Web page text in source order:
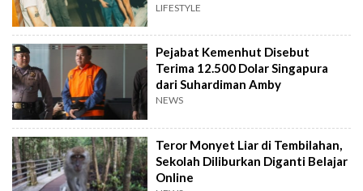
LIFESTYLE
Pejabat Kemenhut Disebut
Terima 12.500 Dolar Singapura
dari Suhardiman Amby
NEWS
Teror Monyet Liar di Tembilahan,
Sekolah Diliburkan Diganti Belajar
Online